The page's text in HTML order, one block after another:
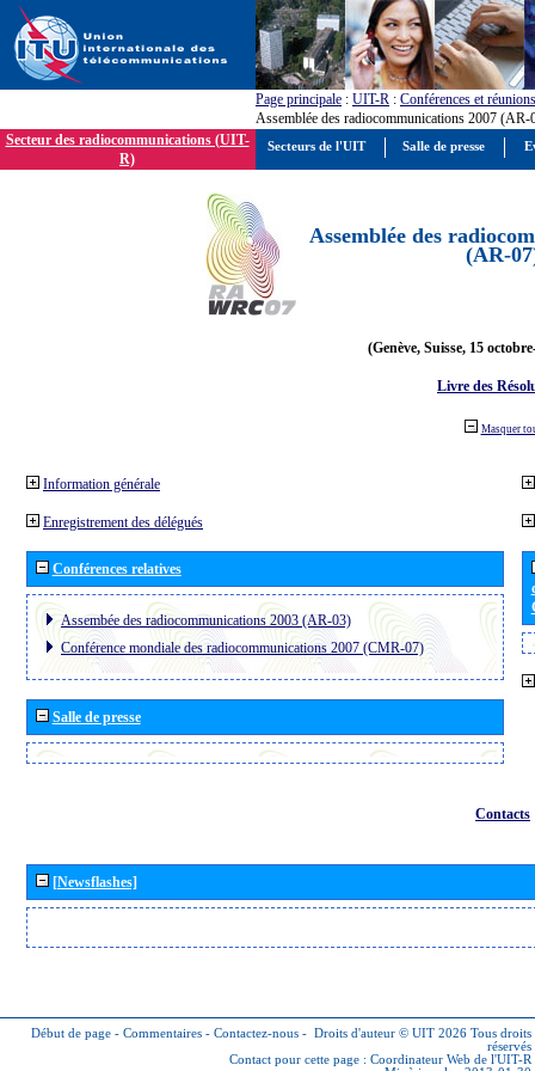
Page principale : UIT-R : Conférences et réunions
Assemblée des radiocommunications 2007 (AR-
Secteur des radiocommunications (UIT-
R)
Assemblée des
(AR-
(Genève, Suisse, 15
Livre des
Masquer
Information générale
Enregistrement des délégués
Conférences relatives
Assembée des radiocommunications 2003 (AR-03)
Conférence mondiale des radiocommunications 2007 (CMR-07)
Salle de presse
Contacts
[Newsflashes]
Début de page - Commentaires - Contactez-nous - Droits d'auteur © UIT 2026 Tous droits
réservés
Contact pour cette page : Coordinateur Web de l'UIT-R
Secteurs de l'UIT Salle de presse